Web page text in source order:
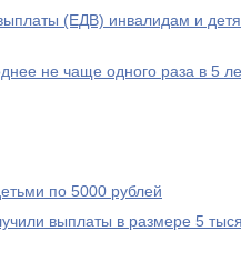
(ЕДВ) инвалидам и
не чаще одного раза в 5
по 5000 рублей
выплаты в размере 5